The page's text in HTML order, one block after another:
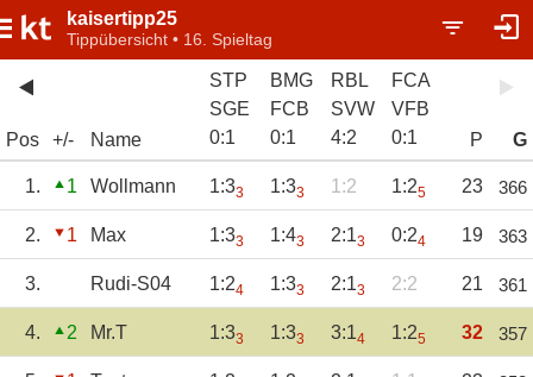
kaisertipp25
Tippübersicht • 16. Spieltag
Pos +/- Name
STP
SGE
0:1
BMG
FCB
0:1
RBL
SVW
4:2
FCA
VFB
0:1 P G
1. 1 Wollmann 1:33 1:33 1:2 1:25 23 366
2. 1 Max 1:33 1:43 2:13 0:24 19 363
3. Rudi-S04 1:24 1:33 2:13 2:2 21 361
4. 2 Mr.T 1:33 1:33 3:14 1:25 32 357